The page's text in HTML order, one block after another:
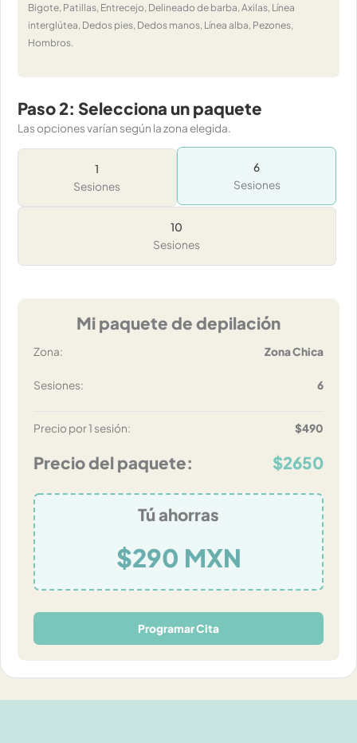
Bigote, Patillas, Entrecejo, Delineado de barba, Axilas, Línea
interglútea, Dedos pies, Dedos manos, Línea alba, Pezones,
Hombros.
Paso 2: Selecciona un paquete
Las opciones varían según la zona elegida.
1
Sesiones
6
Sesiones
10
Sesiones
Mi paquete de depilación
Zona: Zona Chica
Sesiones: 6
Precio por 1 sesión: $490
Precio del paquete: $2650
Tú ahorras
$290 MXN
Programar Cita